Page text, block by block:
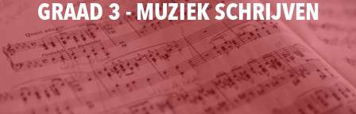
GRAAD 3 - MUZIEK SCHRIJVEN